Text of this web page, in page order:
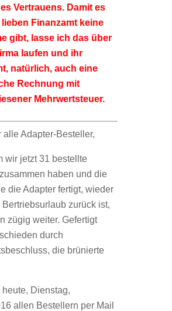
Vertrauens. Damit es
lieben Finanzamt keine
gibt, lasse ich das über
laufen und ihr
natürlich, auch eine
Rechnung mit
Mehrwertsteuer.
alle Adapter-Besteller,
wir jetzt 31 bestellte
haben und die
die Adapter fertigt, wieder
Bertriebsurlaub zurück ist,
zügig weiter. Gefertigt
durch
die brünierte
heute, Dienstag,
allen Bestellern per Mail